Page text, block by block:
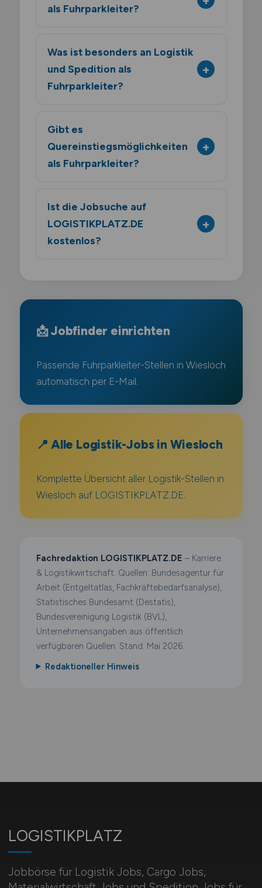
als Fuhrparkleiter?
Was ist besonders an Logistik
und Spedition als
Fuhrparkleiter?
Gibt es
Quereinstiegsmöglichkeiten
als Fuhrparkleiter?
Ist die Jobsuche auf
LOGISTIKPLATZ.DE
kostenlos?
📩 Jobfinder einrichten
Passende Fuhrparkleiter-Stellen in Wiesloch
automatisch per E-Mail.
📍 Alle Logistik-Jobs in Wiesloch
Komplette Übersicht aller Logistik-Stellen in
Wiesloch auf LOGISTIKPLATZ.DE.
Fachredaktion LOGISTIKPLATZ.DE – Karriere
& Logistikwirtschaft. Quellen: Bundesagentur für
Arbeit (Entgeltatlas, Fachkräftebedarfsanalyse),
Statistisches Bundesamt (Destatis),
Bundesvereinigung Logistik (BVL),
Unternehmensangaben aus öffentlich
verfügbaren Quellen. Stand: Mai 2026.
Redaktioneller Hinweis
LOGISTIKPLATZ
Jobbörse für Logistik Jobs, Cargo Jobs,